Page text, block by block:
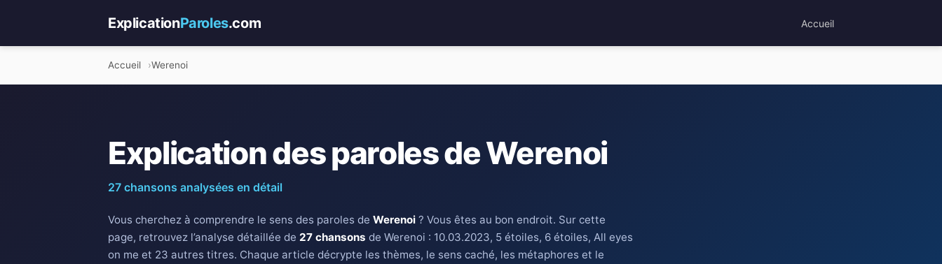
ExplicationParoles.com Accueil
Accueil Werenoi
Explication des paroles de Werenoi
27 chansons analysées en détail
Vous cherchez à comprendre le sens des paroles de Werenoi ? Vous êtes au bon endroit. Sur cette
page, retrouvez l’analyse détaillée de 27 chansons de Werenoi : 10.03.2023, 5 étoiles, 6 étoiles, All eyes
on me et 23 autres titres. Chaque article décrypte les thèmes, le sens caché, les métaphores et le